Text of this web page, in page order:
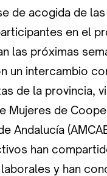
de acogida de
en el
las próximas
un intercambio
de la provincia,
Mujeres de
Andalucía
han
y han